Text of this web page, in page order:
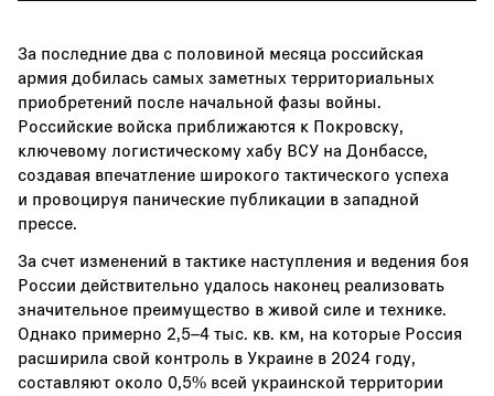
За последние два с половиной месяца российская
армия добилась самых заметных территориальных
приобретений после начальной фазы войны.
Российские войска приближаются к Покровску,
ключевому логистическому хабу ВСУ на Донбассе,
создавая впечатление широкого тактического успеха
и провоцируя панические публикации в западной
прессе.
За счет изменений в тактике наступления и ведения боя
России действительно удалось наконец реализовать
значительное преимущество в живой силе и технике.
Однако примерно 2,5–4 тыс. кв. км, на которые Россия
расширила свой контроль в Украине в 2024 году,
составляют около 0,5% всей украинской территории